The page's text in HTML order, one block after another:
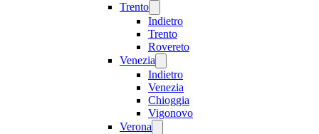
Trento
Indietro
Trento
Rovereto
Venezia
Indietro
Venezia
Chioggia
Vigonovo
Verona